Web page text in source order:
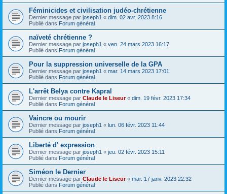
Féminicides et civilisation judéo-chrétienne
Dernier message par joseph1 « dim. 02 avr. 2023 8:16
Publié dans Forum général
naïveté chrétienne ?
Dernier message par joseph1 « ven. 24 mars 2023 16:17
Publié dans Forum général
Pour la suppression universelle de la GPA
Dernier message par joseph1 « mar. 14 mars 2023 17:01
Publié dans Forum général
L'arrêt Belya contre Kapral
Dernier message par Claude le Liseur« dim. 19 févr. 2023 17:34
Publié dans Forum général
Vaincre ou mourir
Dernier message par joseph1 « lun. 06 févr. 2023 11:44
Publié dans Forum général
Liberté d' expression
Dernier message par joseph1 « jeu. 02 févr. 2023 15:11
Publié dans Forum général
Siméon le Dernier
Dernier message par Claude le Liseur« mar. 17 janv. 2023 22:32
Publié dans Forum général